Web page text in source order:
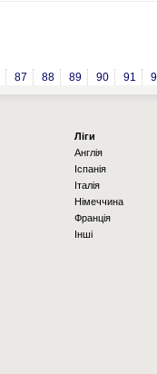
87 88 89 90 91
Ліги
Англія
Іспанія
Італія
Німеччина
Франція
Інші